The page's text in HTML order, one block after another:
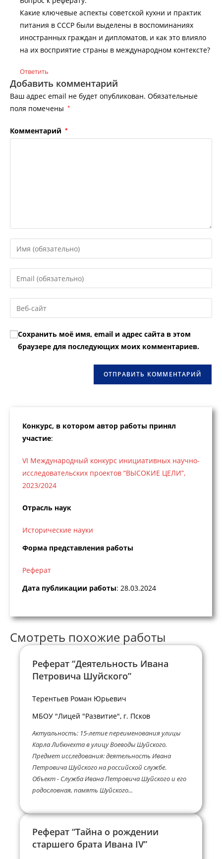
Какие ключевые аспекты советской кухни и практик
питания в СССР были выделены в воспоминаниях
иностранных граждан и дипломатов, и как это влияло
на их восприятие страны в международном контексте?
Ответить
Добавить комментарий
Ваш адрес email не будет опубликован. Обязательные
поля помечены *
Комментарий *
Введите
свое
имя
или
пользователя,
чтобы
прокомментировать
Введите
свой
email-
адрес,
прокомментировать
Введите
URL
вашего
веб-
сайта
Сохранить моё имя, email и адрес сайта в этом
браузере для последующих моих комментариев.
Конкурс, в котором автор работы принял
участие:
VI Международный конкурс инициативных научно-
исследовательских проектов “ВЫСОКИЕ ЦЕЛИ”,
2023/2024
Отрасль наук
Исторические науки
Форма представления работы
Реферат
Дата публикации работы: 28.03.2024
Смотреть похожие работы
Реферат “Деятельность Ивана
Петровича Шуйского”
Терентьев Роман Юрьевич
МБОУ "Лицей "Развитие", г. Псков
Актуальность: 15-летие переименования улицы
Карла Либкнехта в улицу Воеводы Шуйского.
Предмет исследования: деятельность Ивана
Петровича Шуйского на российской службе.
Объект - Служба Ивана Петровича Шуйского и его
родословная, память Шуйского...
Реферат “Тайна о рождении
старшего брата Ивана IV”